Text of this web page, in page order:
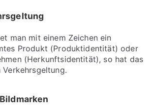
man mit einem Zeichen ein
Produkt (Produktidentität) oder
(Herkunftsidentität), so hat das
Verkehrsgeltung.